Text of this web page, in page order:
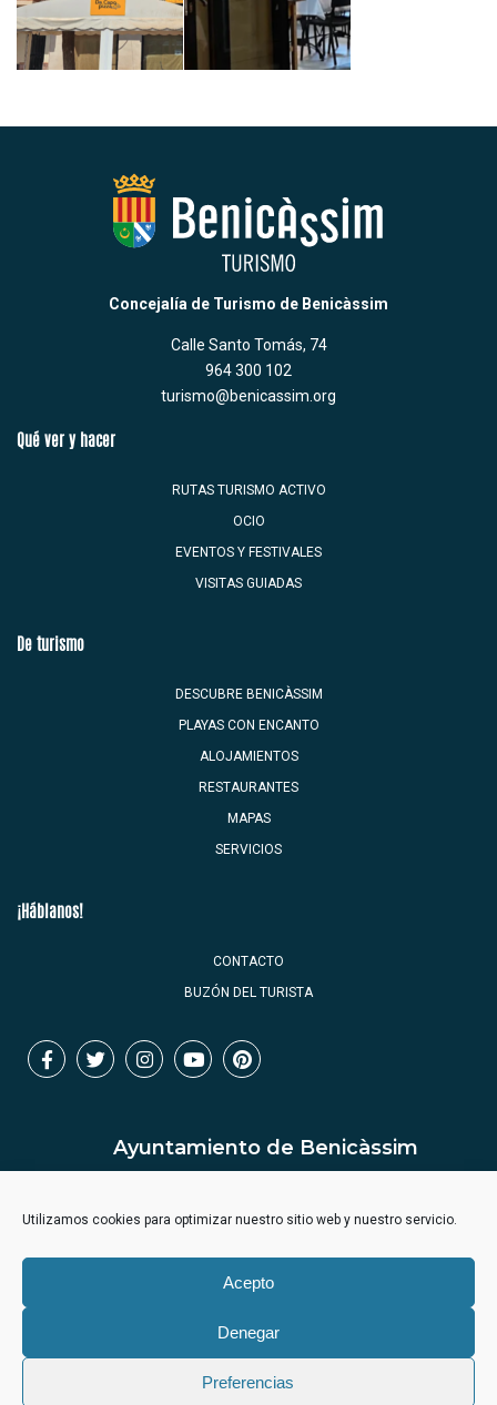
Utilizamos cookies para optimizar nuestro sitio web y nuestro servicio.
Acepto
Denegar
Preferencias
Concejalía de Turismo de Benicàssim
Calle Santo Tomás, 74
964 300 102
turismo@benicassim.org
Qué ver y hacer
RUTAS TURISMO ACTIVO
OCIO
EVENTOS Y FESTIVALES
VISITAS GUIADAS
De turismo
DESCUBRE BENICÀSSIM
PLAYAS CON ENCANTO
ALOJAMIENTOS
RESTAURANTES
MAPAS
SERVICIOS
¡Háblanos!
CONTACTO
BUZÓN DEL TURISTA
Ayuntamiento de Benicàssim
Política privacidad